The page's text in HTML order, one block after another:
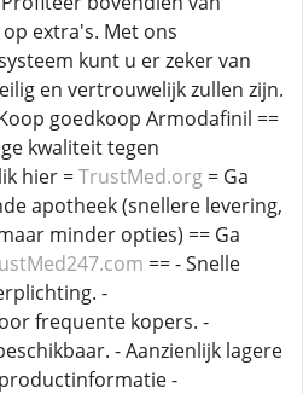
extra's. Met ons
kunt u er zeker van
en vertrouwelijk zullen zijn.
goedkoop Armodafinil ==
kwaliteit tegen
hier =TrustMed.org = Ga
apotheek (snellere levering,
minder opties) == Ga
== - Snelle
-
frequente kopers. -
- Aanzienlijk lagere
-